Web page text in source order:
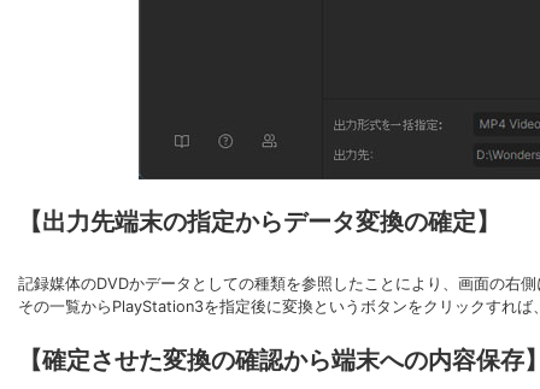
【出力先端末の指定からデータ変換の確定】
記録媒体のDVDかデータとしての種類を参照したことにより、画面の右
その一覧からPlayStation3を指定後に変換というボタンをクリックすれ
【確定させた変換の確認から端末への内容保存